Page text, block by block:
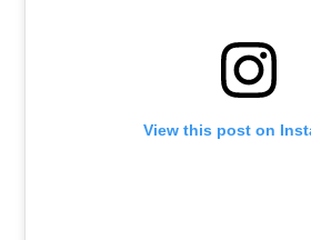
View this post on